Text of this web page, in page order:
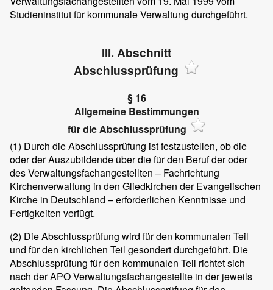
Studieninstitut für kommunale Verwaltung durchgeführt.
III. Abschnitt
Abschlussprüfung
§ 16
Allgemeine Bestimmungen
für die Abschlussprüfung
(1) Durch die Abschlussprüfung ist festzustellen, ob die
oder der Auszubildende über die für den Beruf der oder
des Verwaltungsfachangestellten – Fachrichtung
Kirchenverwaltung in den Gliedkirchen der Evangelischen
Kirche in Deutschland – erforderlichen Kenntnisse und
Fertigkeiten verfügt.
(2) Die Abschlussprüfung wird für den kommunalen Teil
und für den kirchlichen Teil gesondert durchgeführt. Die
Abschlussprüfung für den kommunalen Teil richtet sich
nach der APO Verwaltungsfachangestellte in der jeweils